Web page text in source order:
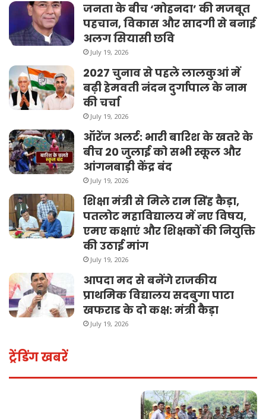
जनता के बीच ‘मोहनदा’ की मजबूत
पहचान, विकास और सादगी से बनाई
अलग सियासी छवि
July 19, 2026
2027 चुनाव से पहले लालकुआं में
बढ़ी हेमवती नंदन दुर्गापाल के नाम
की चर्चा
July 19, 2026
ऑरेंज अलर्ट: भारी बारिश के खतरे के
बीच 20 जुलाई को सभी स्कूल और
आंगनबाड़ी केंद्र बंद
July 19, 2026
शिक्षा मंत्री से मिले राम सिंह कैड़ा,
पतलोट महाविद्यालय में नए विषय,
एमए कक्षाएं और शिक्षकों की नियुक्ति
की उठाई मांग
July 19, 2026
आपदा मद से बनेंगे राजकीय
प्राथमिक विद्यालय सदबुगा पाटा
खफराड के दो कक्ष: मंत्री कैड़ा
July 19, 2026
ट्रेंडिंग खबरें